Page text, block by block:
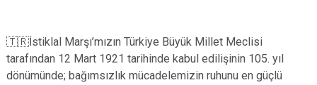
Gündoğmuş
İbradı
Döşemealtı
Kepez
🇹🇷İstiklal Marşı’mızın Türkiye Büyük Millet Meclisi
tarafından 12 Mart 1921 tarihinde kabul edilişinin 105. yıl
dönümünde; bağımsızlık mücadelemizin ruhunu en güçlü